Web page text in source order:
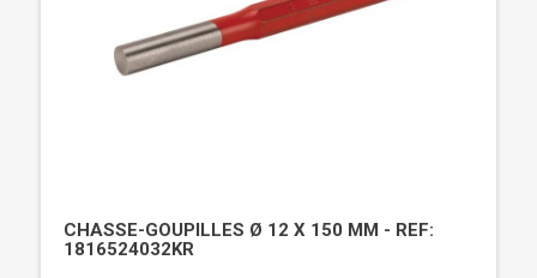
CHASSE-GOUPILLES Ø 12 X 150 MM - REF:
1816524032KR